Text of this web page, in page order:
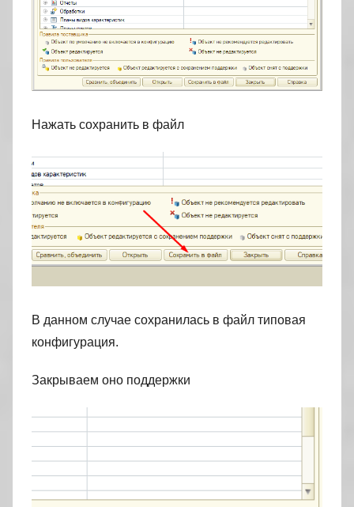
Нажать сохранить в файл
В данном случае сохранилась в файл типовая
конфигурация.
Закрываем оно поддержки